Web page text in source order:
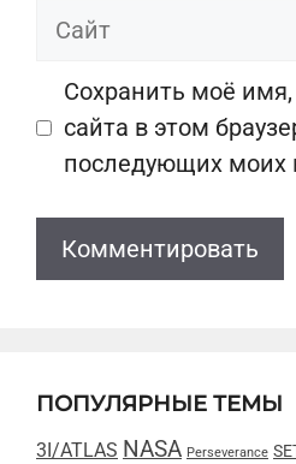
Сайт
Сохранить моё
сайта в этом
последующих моих
ПОПУЛЯРНЫЕ ТЕМЫ
3I/ATLAS NASA Perseverance